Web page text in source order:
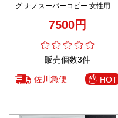
グ ナノスーパーコピー 女性用 細
おしゃれ ブラック
7500円
販売個数3件
佐川急便 HOT